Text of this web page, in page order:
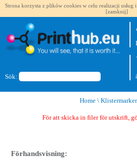
Strona korzysta z plików cookies w celu realizacji usług
[zamknij]
Sök:
Home\
För att skicka in filer för utskrift,
Förhandsvisning: